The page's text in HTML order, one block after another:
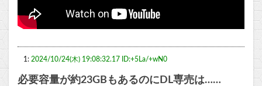
1: 2024/10/24(木) 19:08:32.17 ID:+5La/+wN0
必要容量が約23GBもあるのにDL専売は……